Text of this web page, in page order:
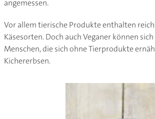
angemessen.
Vor allem tierische Produkte enthalten
Käsesorten. Doch auch Veganer können
Menschen, die sich ohne Tierprodukte
Kichererbsen.